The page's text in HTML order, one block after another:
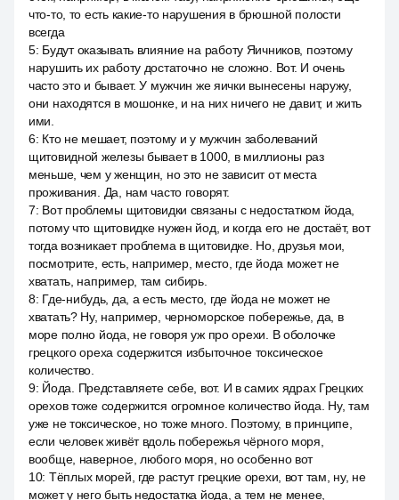
что-то, то есть какие-то нарушения в брюшной полости
всегда
5: Будут оказывать влияние на работу Яичников, поэтому
нарушить их работу достаточно не сложно. Вот. И очень
часто это и бывает. У мужчин же яички вынесены наружу,
они находятся в мошонке, и на них ничего не давит, и жить
ими.
6: Кто не мешает, поэтому и у мужчин заболеваний
щитовидной железы бывает в 1000, в миллионы раз
меньше, чем у женщин, но это не зависит от места
проживания. Да, нам часто говорят.
7: Вот проблемы щитовидки связаны с недостатком йода,
потому что щитовидке нужен йод, и когда его не достаёт, вот
тогда возникает проблема в щитовидке. Но, друзья мои,
посмотрите, есть, например, место, где йода может не
хватать, например, там сибирь.
8: Где-нибудь, да, а есть место, где йода не может не
хватать? Ну, например, черноморское побережье, да, в
море полно йода, не говоря уж про орехи. В оболочке
грецкого ореха содержится избыточное токсическое
количество.
9: Йода. Представляете себе, вот. И в самих ядрах Грецких
орехов тоже содержится огромное количество йода. Ну, там
уже не токсическое, но тоже много. Поэтому, в принципе,
если человек живёт вдоль побережья чёрного моря,
вообще, наверное, любого моря, но особенно вот
10: Тёплых морей, где растут грецкие орехи, вот там, ну, не
может у него быть недостатка йода, а тем не менее,